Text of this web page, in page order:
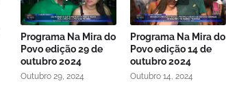
Programa Na Mira do
Povo edição 29 de
outubro 2024
Outubro 29, 2024
Programa Na Mira do
Povo edição 14 de
outubro 2024
Outubro 14, 2024